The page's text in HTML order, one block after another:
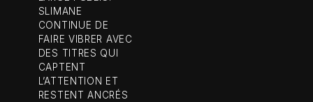
SLIMANE
CONTINUE DE
FAIRE VIBRER AVEC
DES TITRES QUI
CAPTENT
L’ATTENTION ET
RESTENT ANCRÉS